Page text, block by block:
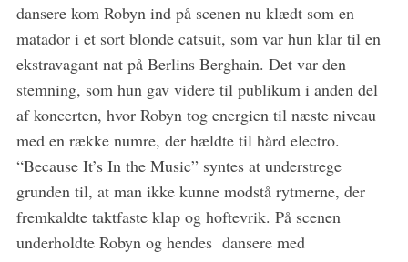
dansere kom Robyn ind på scenen nu klædt som en
matador i et sort blonde catsuit, som var hun klar til en
ekstravagant nat på Berlins Berghain. Det var den
stemning, som hun gav videre til publikum i anden del
af koncerten, hvor Robyn tog energien til næste niveau
med en række numre, der hældte til hård electro.
“Because It’s In the Music” syntes at understrege
grunden til, at man ikke kunne modstå rytmerne, der
fremkaldte taktfaste klap og hoftevrik. På scenen
underholdte Robyn og hendes dansere med